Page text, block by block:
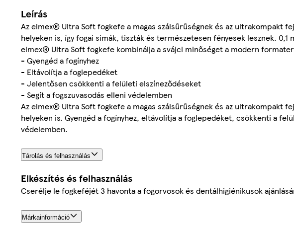
Leírás
Az elmex® Ultra Soft fogkefe a magas szálsűrűségnek és az ultrakompakt
helyeken is, így fogai simák, tiszták és természetesen fényesek lesznek.
elmex® Ultra Soft fogkefe kombinálja a svájci minőséget a modern
- Gyengéd a fogínyhez
- Eltávolítja a foglepedéket
- Jelentősen csökkenti a felületi elszíneződéseket
- Segít a fogszuvasodás elleni védelemben
Az elmex® Ultra Soft fogkefe a magas szálsűrűségnek és az ultrakompakt
helyeken is. Gyengéd a fogínyhez, eltávolítja a foglepedéket, csökkenti a
védelemben.
Tárolás és felhasználás
Elkészítés és felhasználás
Cserélje le fogkeféjét 3 havonta a fogorvosok és dentálhigiénikusok
Márkainformáció